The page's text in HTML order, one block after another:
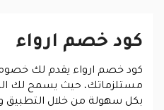
كود خصم ارواء
كود خصم ارواء يقدم لك
مستلزماتك، حيث يسمح لك
بكل سهولة من خلال